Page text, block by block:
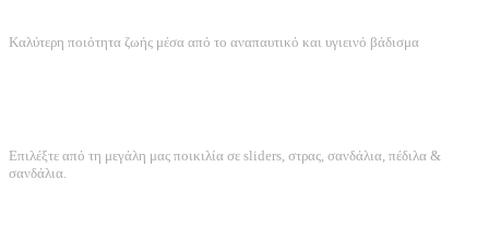
Καλύτερη ποιότητα ζωής μέσα από το αναπαυτικό και υγιεινό βάδισμα
Επιλέξτε από τη μεγάλη μας ποικιλία σε sliders, στρας, σανδάλια, πέδιλα &
σανδάλια.